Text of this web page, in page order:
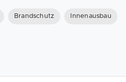
Brandschutz Innenausbau